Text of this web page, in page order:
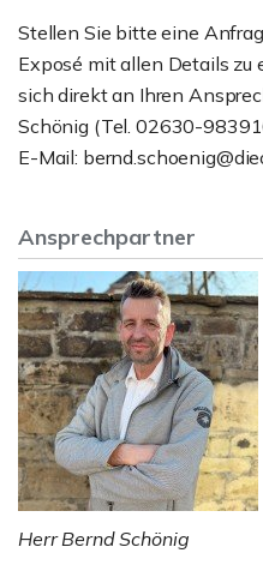
Stellen Sie bitte eine
Exposé mit allen Details zu
sich direkt an Ihren
Schönig (Tel. 02630-
E-Mail:
Ansprechpartner
Herr Bernd Schönig